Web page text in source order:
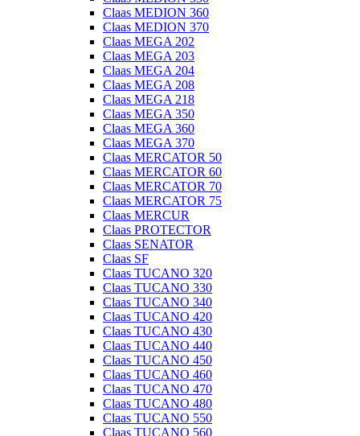
Claas MEDION 360
Claas MEDION 370
Claas MEGA 202
Claas MEGA 203
Claas MEGA 204
Claas MEGA 208
Claas MEGA 218
Claas MEGA 350
Claas MEGA 360
Claas MEGA 370
Claas MERCATOR 50
Claas MERCATOR 60
Claas MERCATOR 70
Claas MERCATOR 75
Claas MERCUR
Claas PROTECTOR
Claas SENATOR
Claas SF
Claas TUCANO 320
Claas TUCANO 330
Claas TUCANO 340
Claas TUCANO 420
Claas TUCANO 430
Claas TUCANO 440
Claas TUCANO 450
Claas TUCANO 460
Claas TUCANO 470
Claas TUCANO 480
Claas TUCANO 550
Claas TUCANO 560